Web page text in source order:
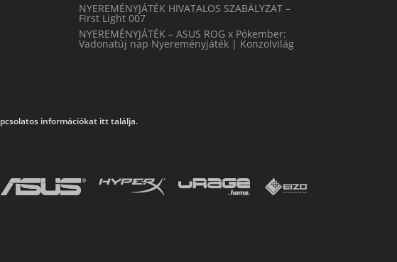
NYEREMÉNYJÁTÉK HIVATALOS SZABÁLYZAT –
First Light 007
NYEREMÉNYJÁTÉK – ASUS ROG x Pókember:
Vadonatúj nap Nyereményjáték | Konzolvilág
információkat itt találja.